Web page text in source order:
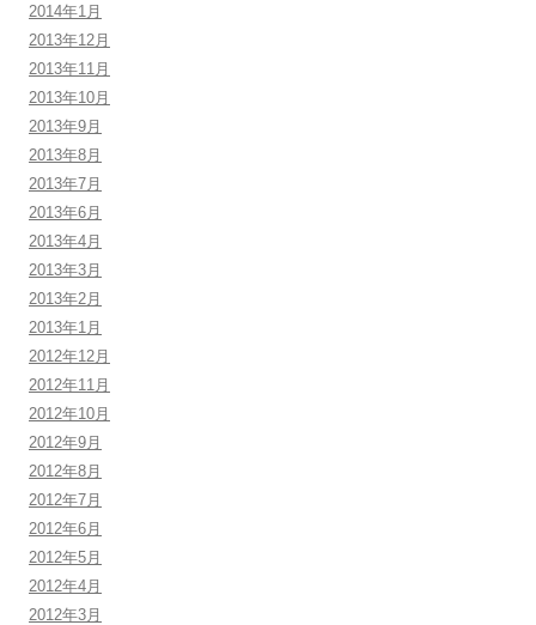
2014年1月
2013年12月
2013年11月
2013年10月
2013年9月
2013年8月
2013年7月
2013年6月
2013年4月
2013年3月
2013年2月
2013年1月
2012年12月
2012年11月
2012年10月
2012年9月
2012年8月
2012年7月
2012年6月
2012年5月
2012年4月
2012年3月